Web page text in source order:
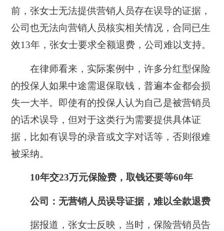
前，张女士无法提供营销人员存在误导的证据，
公司也无法向营销人员核实相关情况，合同已生
效13年，张女士要求全额退费，公司难以支持。
在律师看来，实际案例中，许多分红型保险
的投保人如果中途需退保取钱，普遍本金都会损
失一大半。即使有的投保人认为自己是被营销员
的话术误导，但对于这类行为需要提供具体证
据，比如有误导的录音或文字对话等，否则很难
被采纳。
10年交23万元保险费，取钱还要等60年
公司：无营销人员误导证据，难以全款退费
据报道，张女士反映，当时，保险营销员告